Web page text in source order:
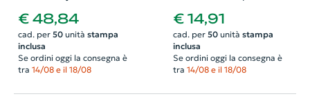
tasca di sicurezza
€ 48,84
cad. per 50unità stampa
inclusa
Se ordini oggi la consegna è
tra 14/08 e il 18/08
schienale imbottiti
€ 14,91
cad. per 50unità stampa
inclusa
Se ordini oggi la consegna è
tra 14/08 e il 18/08